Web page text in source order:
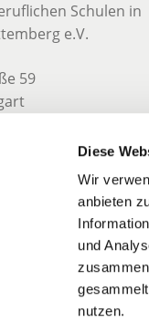
Diese
Wir
anbieten
und
nutzen.
Schulen in
e.V.
59
bw.de
bw.de